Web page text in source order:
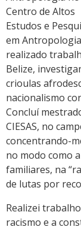
Centro de Altos
Estudos e
em Antropologia
realizado
Belize,
crioulas
nacionalismo
Concluí
CIESAS, no
concentrando-
no modo como
familiares, na
de lutas por
Realizei
racismo e a